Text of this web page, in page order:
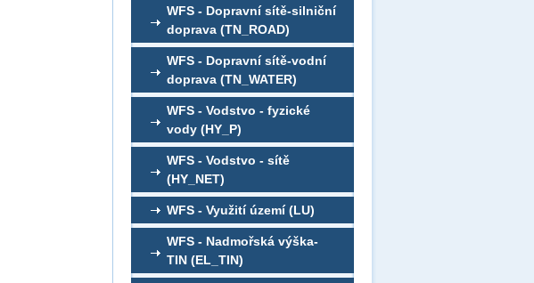
WFS - Dopravní sítě-silniční
doprava (TN_ROAD)
WFS - Dopravní sítě-vodní
doprava (TN_WATER)
WFS - Vodstvo - fyzické
vody (HY_P)
WFS - Vodstvo - sítě
(HY_NET)
WFS - Využití území (LU)
WFS - Nadmořská výška-
TIN (EL_TIN)